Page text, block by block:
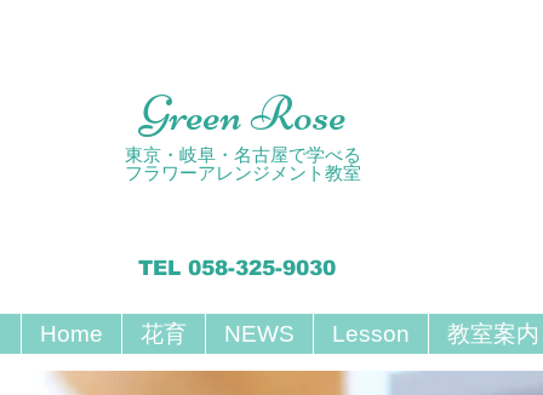
Green Rose
東京・岐阜・名古屋で学べる
フラワーアレンジメント教室
TEL 058-325-9030
Home 花育 NEWS Lesson 教室案内